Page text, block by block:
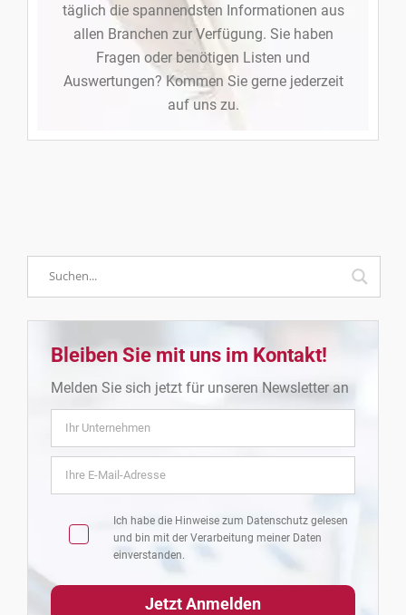
täglich die spannendsten Informationen aus
allen Branchen zur Verfügung. Sie haben
Fragen oder benötigen Listen und
Auswertungen? Kommen Sie gerne jederzeit
auf uns zu.
Bleiben Sie mit uns im Kontakt!
Melden Sie sich jetzt für unseren Newsletter an
Ich habe die Hinweise zum Datenschutz gelesen
und bin mit der Verarbeitung meiner Daten
einverstanden.